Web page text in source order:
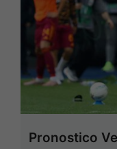
Pronostico